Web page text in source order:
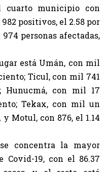
cuarto municipio con
positivos, el 2.58 por
personas afectadas,
está Umán, con mil
Ticul, con mil 741
Hunucmá, con mil 17
Tekax, con mil un
Motul, con 876, el 1.14
concentra la mayor
19, con el 86.37